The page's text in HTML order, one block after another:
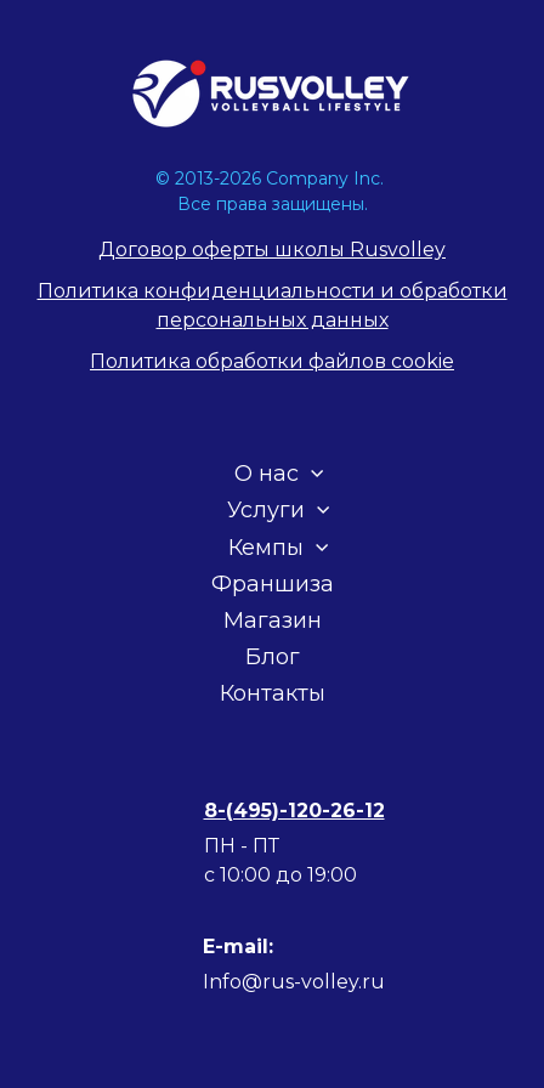
© 2013-2026 Company Inc.
Все права защищены.
Договор оферты школы Rusvolley
Политика конфиденциальности и обработки
персональных данных
Политика обработки файлов cookie
О нас
Услуги
Кемпы
Франшиза
Магазин
Блог
Контакты
8-(495)-120-26-12
ПН - ПТ
c 10:00 до 19:00
E-mail:
Info@rus-volley.ru